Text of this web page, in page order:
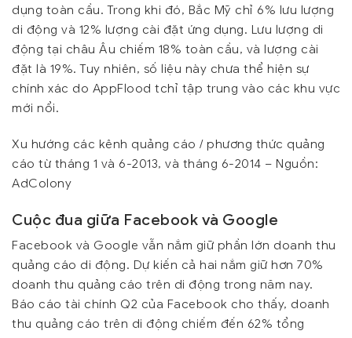
dụng toàn cầu. Trong khi đó, Bắc Mỹ chỉ 6% lưu lượng
di động và 12% lượng cài đặt ứng dụng. Lưu lượng di
động tại châu Âu chiếm 18% toàn cầu, và lượng cài
đặt là 19%. Tuy nhiên, số liệu này chưa thể hiện sự
chính xác do AppFlood tchỉ tập trung vào các khu vực
mới nổi.
Xu hướng các kênh quảng cáo / phương thức quảng
cáo từ tháng 1 và 6-2013, và tháng 6-2014 – Nguồn:
AdColony
Cuộc đua giữa Facebook và Google
Facebook và Google vẫn nắm giữ phần lớn doanh thu
quảng cáo di động. Dự kiến cả hai nắm giữ hơn 70%
doanh thu quảng cáo trên di động trong năm nay.
Báo cáo tài chính Q2 của Facebook cho thấy, doanh
thu quảng cáo trên di động chiếm đến 62% tổng